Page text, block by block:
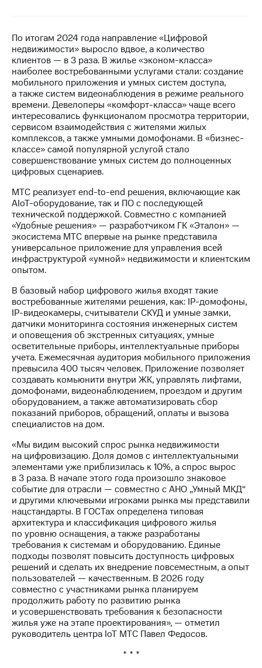
в
регионе
и акционерам
Корпоративное
управление
Корпоративный
секретарь
Раскрытие
информации
Информация
акционерам
ПАО
"МТС"
Собрания
акционеров
Личный
кабинет
акционера
Контроль
и
аудит
Рынок
акций
Описание
Программа
приобретения
Порядок
выкупа
акций
Дивиденды
облигаций
Описание
Еврооблигации-2023
Уведомление
о
погашении
именных
облигаций
Другое
Регистратор
Реквизиты
Контакты
развитие
деловая этика
На главную
По итогам 2024 года направление «Цифровой
недвижимости» выросло вдвое, а количество
клиентов — в 3 раза. В жилье «эконом-класса»
наиболее востребованными услугами стали: создание
мобильного приложения и умных систем доступа,
а также систем видеонаблюдения в режиме реального
времени. Девелоперы «комфорт-класса» чаще всего
интересовались функционалом просмотра территории,
сервисом взаимодействия с жителями жилых
комплексов, а также умными домофонами. В «бизнес-
классе» самой популярной услугой стало
совершенствование умных систем до полноценных
цифровых сценариев.
МТС реализует end-to-end решения, включающие как
AIoT-оборудование, так и ПО с последующей
технической поддержкой. Совместно с компанией
«Удобные решения» — разработчиком ГК «Эталон» —
экосистема МТС впервые на рынке представила
универсальное приложение для управления всей
инфраструктурой «умной» недвижимости и клиентским
опытом.
В базовый набор цифрового жилья входят такие
востребованные жителями решения, как: IP-домофоны,
IP-видеокамеры, считыватели СКУД и умные замки,
датчики мониторинга состояния инженерных систем
и оповещения об экстренных ситуациях, умные
осветительные приборы, интеллектуальные приборы
учета. Ежемесячная аудитория мобильного приложения
превысила 400 тысяч человек. Приложение позволяет
создавать комьюнити внутри ЖК, управлять лифтами,
домофонами, видеонаблюдением, проездом и другим
оборудованием, а также автоматизировать сбор
показаний приборов, обращений, оплаты и вызова
специалистов на дом.
«Мы видим высокий спрос рынка недвижимости
на цифровизацию. Доля домов с интеллектуальными
элементами уже приблизилась к 10%, а спрос вырос
в 3 раза. В начале этого года произошло знаковое
событие для отрасли — совместно с АНО „Умный МКД“
и другими ключевыми игроками рынка мы представили
нацстандарты. В ГОСТах определена типовая
архитектура и классификация цифрового жилья
по уровню оснащения, а также разработаны
требования к системам и оборудованию. Единые
подходы позволят повысить доступность цифровых
решений и сделать их внедрение повсеместным, а опыт
пользователей — качественным. В 2026 году
совместно с участниками рынка планируем
продолжить работу по развитию рынка
и усовершенствовать требования к безопасности
жилья уже на этапе проектирования», — отметил
руководитель центра IoT МТС Павел Федосов.
* * *